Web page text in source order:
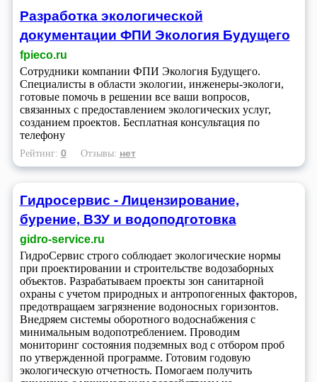
Разработка экологической
документации ФПИ Экология Будущего
fpieco.ru
Сотрудники компании ФПИ Экология Будущего.
Специалисты в области экологии, инженеры-экологи,
готовые помочь в решении все ваши вопросов,
связанных с предоставлением экологических услуг,
созданием проектов. Бесплатная консультация по
телефону
Рейтинг: 0 Отзывы: нет
Гидросервис - Лицензирование,
бурение, ВЗУ и водоподготовка
gidro-service.ru
ГидроСервис строго соблюдает экологические нормы
при проектировании и строительстве водозаборных
объектов. Разрабатываем проекты зон санитарной
охраны с учетом природных и антропогенных факторов,
предотвращаем загрязнение водоносных горизонтов.
Внедряем системы оборотного водоснабжения с
минимальным водопотреблением. Проводим
мониторинг состояния подземных вод с отбором проб
по утвержденной программе. Готовим годовую
экологическую отчетность. Помогаем получить